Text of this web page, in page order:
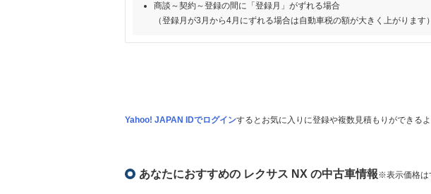
商談～契約～登録の間に「登録月」がずれる場合
（登録月が3月から4月にずれる場合は自動車税の額が大きく上がります）
Yahoo! JAPAN IDでログインするとお気に入りに登録や複数見積もりができるよ
あなたにおすすめの レクサス NX の中古車情報※表示価格は